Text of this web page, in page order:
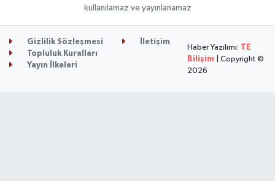
kullanılamaz ve yayınlanamaz
Gizlilik Sözleşmesi
İletişim
Topluluk Kuralları
Yayın İlkeleri
Haber Yazılımı: TE
Bilişim | Copyright ©
2026